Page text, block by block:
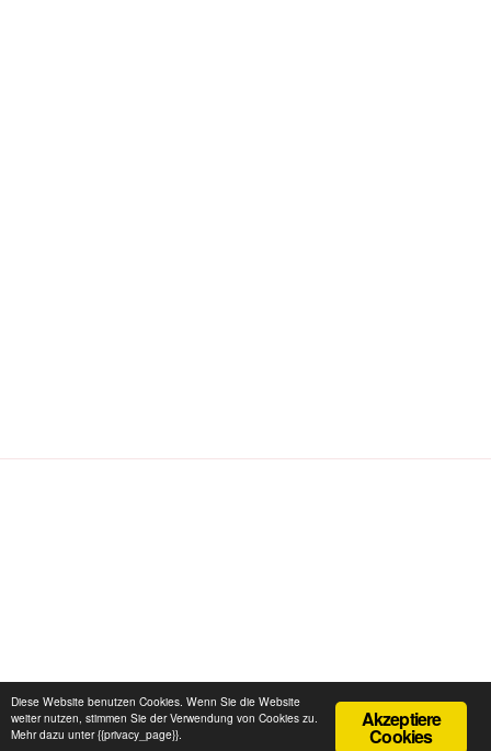
Impressum und Datenschutzerklärung
von WordPress
Akzeptiere
Cookies
Diese Website benutzen Cookies. Wenn Sie die Website
weiter nutzen, stimmen Sie der Verwendung von Cookies zu.
Mehr dazu unter {{privacy_page}}.